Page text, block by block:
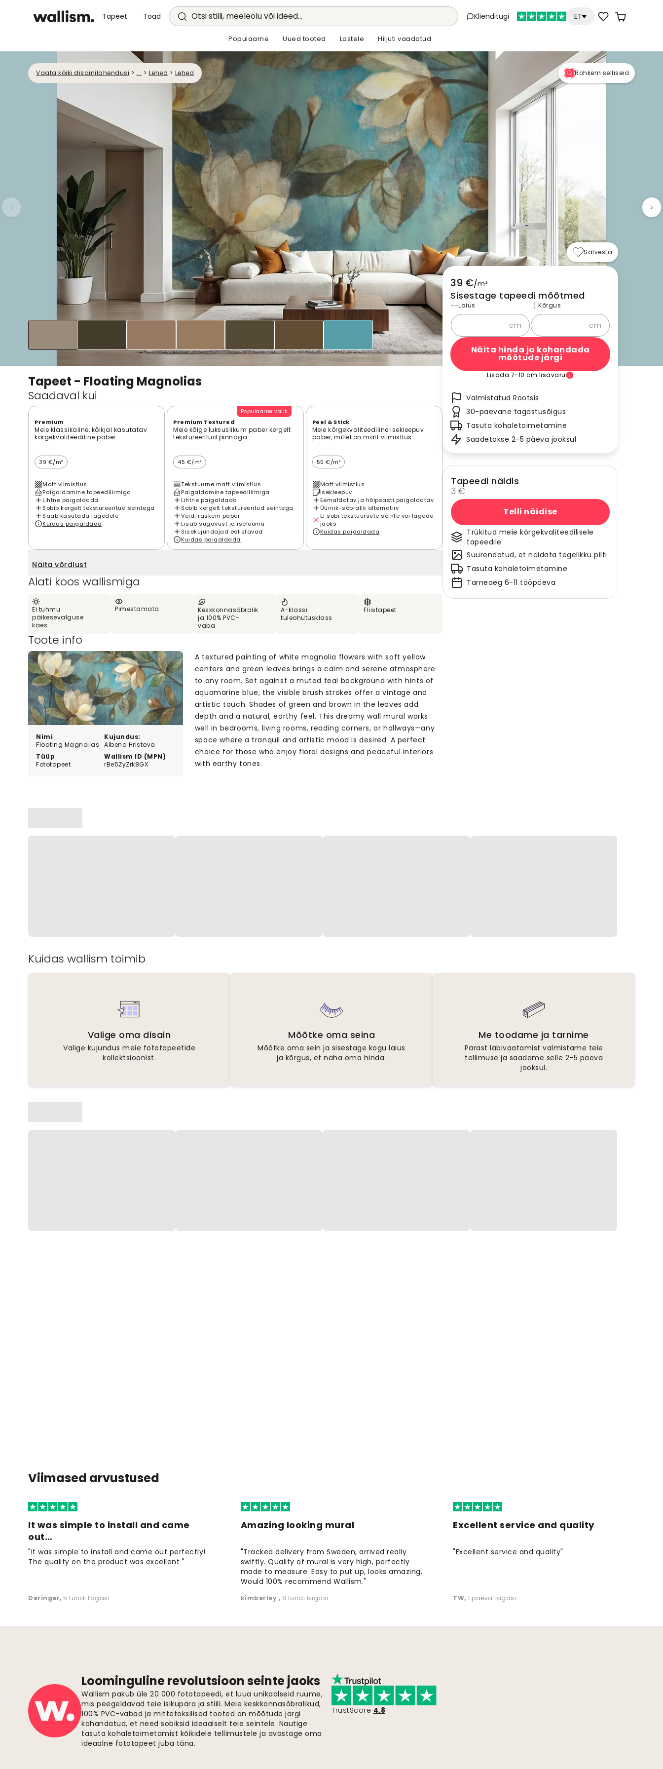
Tapeet Toad Otsi stiili, meeleolu või ideed... Klienditugi ET
Populaarne Uued tooted Lastele Hiljuti vaadatud
Vaata kõiki disainilahendusi > ... > Lehed > Lehed Rohkem selliseid
Tapeet - Floating Magnolias
Saadaval kui
Premium
Meie klassikaline, kõikjal kasutatav
kõrgekvaliteediline paber
39 €/m²
Matt viimistlus
Paigaldamine tapeediliimiga
Lihtne paigaldada
Sobib kergelt tekstureeritud seintega
Saab kasutada lagedele
Kuidas paigaldada
Populaarne valik
Premium Textured
Meie kõige luksuslikum paber kergelt
tekstureeritud pinnaga
45 €/m²
Tekstuurne matt viimistlus
Paigaldamine tapeediliimiga
Lihtne paigaldada
Sobib kergelt tekstureeritud seintega
Veidi raskem paber
Lisab sügavust ja iseloomu
Sisekujundajad eelistavad
Kuidas paigaldada
Peel & Stick
Meie kõrgekvaliteediline isekleepuv
paber, millel on matt viimistlus
55 €/m²
Matt viimistlus
Isekleepuv
Eemaldatav ja hõlpsasti paigaldatav
Üürnik-sõbralik alternatiiv
Ei sobi tekstuursete seinte või lagede
jaoks
Kuidas paigaldada
Näita võrdlust
Alati koos wallismiga
Ei tuhmu
päikesevalguse
käes
Pimestamata
Keskkonnasõbralik
ja 100% PVC-
vaba
A-klassi
tuleohutusklass
Fliistapeet
Toote info
Nimi
Floating Magnolias
Kujundus:
Albena Hristova
Tüüp
Fototapeet
Wallism ID (MPN)
rBe5ZyZrk8GX
A textured painting of white magnolia flowers with soft yellow
centers and green leaves brings a calm and serene atmosphere
to any room. Set against a muted teal background with hints of
aquamarine blue, the visible brush strokes offer a vintage and
artistic touch. Shades of green and brown in the leaves add
depth and a natural, earthy feel. This dreamy wall mural works
well in bedrooms, living rooms, reading corners, or hallways—any
space where a tranquil and artistic mood is desired. A perfect
choice for those who enjoy floral designs and peaceful interiors
with earthy tones.
Salvesta
39 €/m²
Sisestage tapeedi mõõtmed
Laius
cm
Kõrgus
cm
Näita hinda ja kohandada
mõõtude järgi
Lisada 7-10 cm lisavaru
Valmistatud Rootsis
30-päevane tagastusõigus
Tasuta kohaletoimetamine
Saadetakse 2-5 päeva jooksul
Tapeedi näidis
3 €
Telli näidise
Trükitud meie kõrgekvaliteedilisele
tapeedile
Suurendatud, et näidata tegelikku pilti
Tasuta kohaletoimetamine
Tarneaeg 6-11 tööpäeva
Kuidas wallism toimib
Valige oma disain
Valige kujundus meie fototapeetide
kollektsioonist.
Mõõtke oma seina
Mõõtke oma sein ja sisestage kogu laius
ja kõrgus, et näha oma hinda.
Me toodame ja tarnime
Pärast läbivaatamist valmistame teie
tellimuse ja saadame selle 2-5 päeva
jooksul.
Viimased arvustused
It was simple to install and came
out…
"It was simple to install and came out perfectly!
The quality on the product was excellent "
Deringer, 5 tundi tagasi
Amazing looking mural
"Tracked delivery from Sweden, arrived really
swiftly. Quality of mural is very high, perfectly
made to measure. Easy to put up, looks amazing.
Would 100% recommend Wallism."
kimberley , 8 tundi tagasi
Excellent service and quality
"Excellent service and quality"
TW, 1 päeva tagasi
Loominguline revolutsioon seinte jaoks
Wallism pakub üle 20 000 fototapeedi, et luua unikaalseid ruume,
mis peegeldavad teie isikupära ja stiili. Meie keskkonnasõbralikud,
100% PVC-vabad ja mittetoksilised tooted on mõõtude järgi
kohandatud, et need sobiksid ideaalselt teie seintele. Nautige
tasuta kohaletoimetamist kõikidele tellimustele ja avastage oma
ideaalne fototapeet juba täna.
TrustScore 4.8